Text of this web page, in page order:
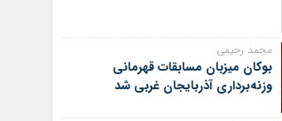
محمد رحیمی
بوکان میزبان مسابقات قهرمانی
وزنه‌برداری آذربایجان غربی شد